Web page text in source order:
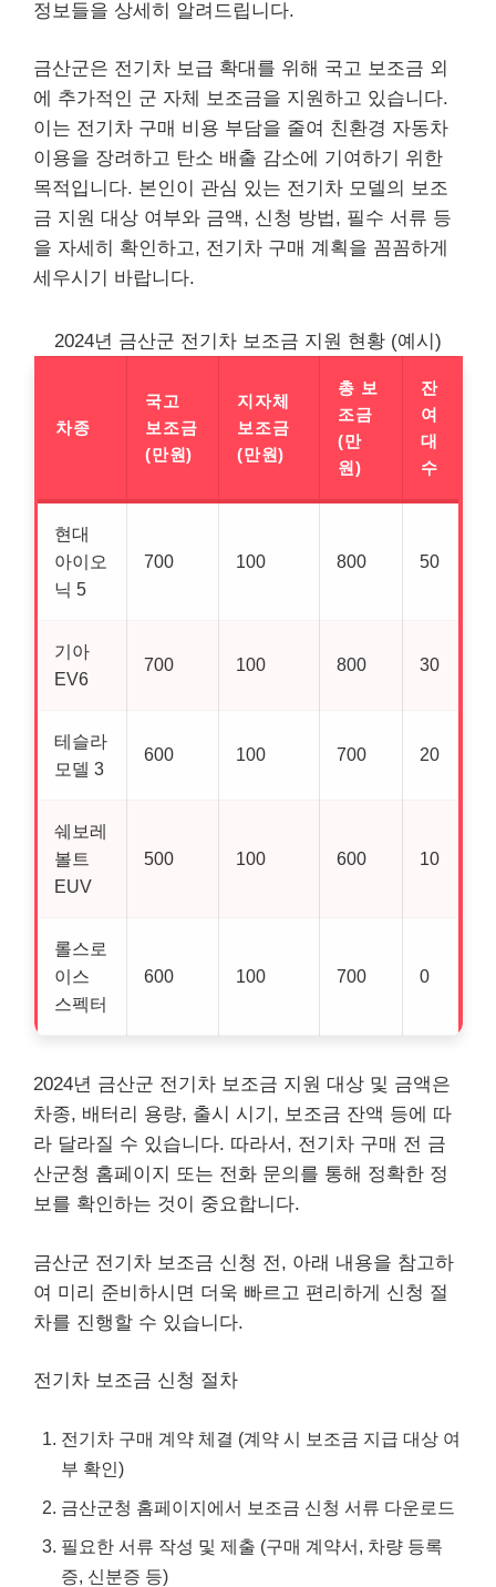
정보들을 상세히 알려드립니다.
금산군은 전기차 보급 확대를 위해 국고 보조금 외
에 추가적인 군 자체 보조금을 지원하고 있습니다.
이는 전기차 구매 비용 부담을 줄여 친환경 자동차
이용을 장려하고 탄소 배출 감소에 기여하기 위한
목적입니다. 본인이 관심 있는 전기차 모델의 보조
금 지원 대상 여부와 금액, 신청 방법, 필수 서류 등
을 자세히 확인하고, 전기차 구매 계획을 꼼꼼하게
세우시기 바랍니다.
2024년 금산군 전기차 보조금 지원 현황 (예시)
차종
국고
보조금
(만원)
지자체
보조금
(만원)
총 보
조금
(만
원)
잔
여
대
수
현대
아이오
닉 5
700 100 800 50
기아
EV6
700 100 800 30
테슬라
모델 3
600 100 700 20
쉐보레
볼트
EUV
500 100 600 10
롤스로
이스
스펙터
600 100 700 0
2024년 금산군 전기차 보조금 지원 대상 및 금액은
차종, 배터리 용량, 출시 시기, 보조금 잔액 등에 따
라 달라질 수 있습니다. 따라서, 전기차 구매 전 금
산군청 홈페이지 또는 전화 문의를 통해 정확한 정
보를 확인하는 것이 중요합니다.
금산군 전기차 보조금 신청 전, 아래 내용을 참고하
여 미리 준비하시면 더욱 빠르고 편리하게 신청 절
차를 진행할 수 있습니다.
전기차 보조금 신청 절차
전기차 구매 계약 체결 (계약 시 보조금 지급 대상 여
부 확인)
금산군청 홈페이지에서 보조금 신청 서류 다운로드
필요한 서류 작성 및 제출 (구매 계약서, 차량 등록
증, 신분증 등)